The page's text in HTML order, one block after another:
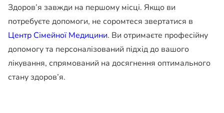
Здоров’я завжди на першому місці. Якщо ви
потребуєте допомоги, не соромтеся звертатися в
Центр Сімейної Медицини. Ви отримаєте професійну
допомогу та персоналізований підхід до вашого
лікування, спрямований на досягнення оптимального
стану здоров’я.